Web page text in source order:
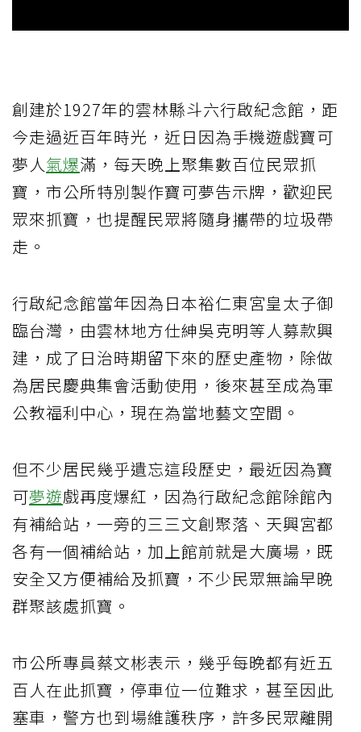
創建於1927年的雲林縣斗六行啟紀念館，距
今走過近百年時光，近日因為手機遊戲寶可
夢人氣爆滿，每天晚上聚集數百位民眾抓
寶，市公所特別製作寶可夢告示牌，歡迎民
眾來抓寶，也提醒民眾將隨身攜帶的垃圾帶
走。
行啟紀念館當年因為日本裕仁東宮皇太子御
臨台灣，由雲林地方仕紳吳克明等人募款興
建，成了日治時期留下來的歷史產物，除做
為居民慶典集會活動使用，後來甚至成為軍
公教福利中心，現在為當地藝文空間。
但不少居民幾乎遺忘這段歷史，最近因為寶
可夢遊戲再度爆紅，因為行啟紀念館除館內
有補給站，一旁的三三文創聚落、天興宮都
各有一個補給站，加上館前就是大廣場，既
安全又方便補給及抓寶，不少民眾無論早晚
群聚該處抓寶。
市公所專員蔡文彬表示，幾乎每晚都有近五
百人在此抓寶，停車位一位難求，甚至因此
塞車，警方也到場維護秩序，許多民眾離開